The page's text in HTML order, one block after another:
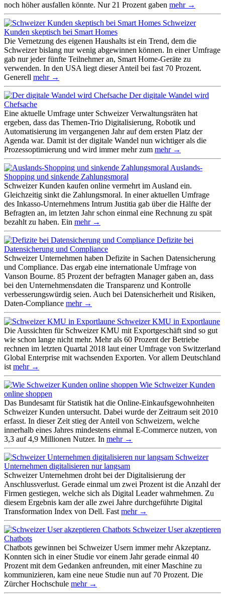
noch höher ausfallen könnte. Nur 21 Prozent gaben mehr →
Schweizer
Kunden skeptisch bei Smart Homes
Die Vernetzung des eigenen Haushalts ist ein Trend, dem die
Schweizer bislang nur wenig abgewinnen können. In einer Umfrage
gab nur jeder fünfte Teilnehmer an, Smart Home-Geräte zu
verwenden. In den USA liegt dieser Anteil bei fast 70 Prozent.
Generell mehr →
Der digitale Wandel wird
Chefsache
Eine aktuelle Umfrage unter Schweizer Verwaltungsräten hat
ergeben, dass das Themen-Trio Digitalisierung, Robotik und
Automatisierung im vergangenen Jahr auf dem ersten Platz der
Agenda war. Damit ist der digitale Wandel nun wichtiger als die
Prozessoptimierung und wird immer mehr zum mehr →
Auslands-
Shopping und sinkende Zahlungsmoral
Schweizer Kunden kaufen online vermehrt im Ausland ein.
Gleichzeitig sinkt die Zahlungsmoral. In einer aktuellen Umfrage
des Inkasso-Unternehmens Intrum Justitia gab über die Hälfte der
Befragten an, im letzten Jahr schon einmal eine Rechnung zu spät
bezahlt zu haben. Ein mehr →
Defizite bei
Datensicherung und Compliance
Schweizer Unternehmen haben Defizite in Sachen Datensicherung
und Compliance. Das ergab eine internationale Umfrage von
Vanson Bourne. 85 Prozent der befragten Manager gaben an, dass
bei den Unternehmensdaten die Transparenz und Kontrolle
verbesserungswürdig seien. Auch bei Datensicherheit und Risiken,
Daten-Compliance mehr →
Schweizer KMU in Exportlaune
Die Aussichten für Schweizer KMU mit Exportgeschäft sind so gut
wie schon lange nicht mehr. Mehr als 60 Prozent der Betriebe
rechnen im letzten Quartal 2018 laut einer Umfrage von Switzerland
Global Enterprise mit wachsenden Exporten. Vor allem Deutschland
ist mehr →
Wie Schweizer Kunden
online shoppen
Das Bundesamt für Statistik hat die Online-Einkaufsgewohnheiten
Schweizer Kunden untersucht. Dabei wurde der Zeitraum seit 2010
erfasst. In dieser Zeit stieg der Anteil von Schweizern, welche
innerhalb eines Jahres mindestens einmal E-Commerce nutzen, von
3,3 auf 4,9 Millionen Nutzer. In mehr →
Schweizer
Unternehmen digitalisieren nur langsam
Schweizer Unternehmen droht bei der Digitalisierung der
Anschlussverlust. Gerade einmal um zwei Prozent ist die Anzahl der
Firmen gestiegen, welche sich als Digital Leader wahrnehmen. Zu
diesem Ergebnis kam der alle zwei Jahre durchgeführte Digital
Transformation Index von Dell. Fast mehr →
Schweizer User akzeptieren
Chatbots
Chatbots gewinnen bei Schweizer Usern immer mehr Akzeptanz.
Konnten sich in einer Studie vor einem Jahr gerade einmal 40
Prozent mit dem Gedanken anfreunden, mit einer Maschine zu
kommunizieren, kam eine neue Studie nun auf 70 Prozent. Die
Zürcher Hochschule mehr →